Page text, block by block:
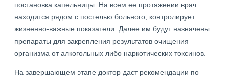
постановка капельницы. На всем ее протяжении врач
находится рядом с постелью больного, контролирует
жизненно-важные показатели. Далее им будут назначены
препараты для закрепления результатов очищения
организма от алкогольных либо наркотических токсинов.
На завершающем этапе доктор даст рекомендации по